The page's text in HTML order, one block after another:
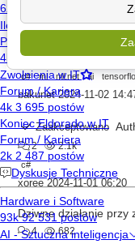
2024-11-02 18:15
w
3
907
c#
ml ml.net ai
bakunet 2024-11-02
Zaakceptowano
2
2.1k
c#
xoree 2024-11-01 06:20
Dziwne działanie
4
682